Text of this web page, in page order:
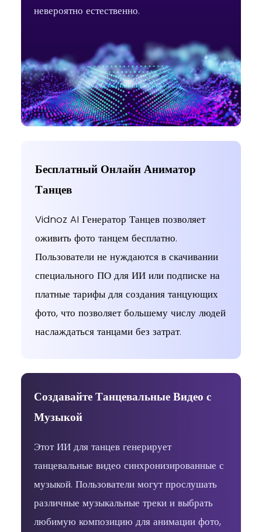
Body Shake Body Shake Shake
Hip Lift
невероятно естественно.
Бесплатный Онлайн Аниматор
Танцев
Vidnoz AI Генератор Танцев позволяет
оживить фото танцем бесплатно.
Пользователи не нуждаются в скачивании
специального ПО для ИИ или подписке на
платные тарифы для создания танцующих
фото, что позволяет большему числу людей
наслаждаться танцами без затрат.
Создавайте Танцевальные Видео с
Музыкой
Этот ИИ для танцев генерирует
танцевальные видео синхронизированные с
музыкой. Пользователи могут прослушать
различные музыкальные треки и выбрать
любимую композицию для анимации фото,